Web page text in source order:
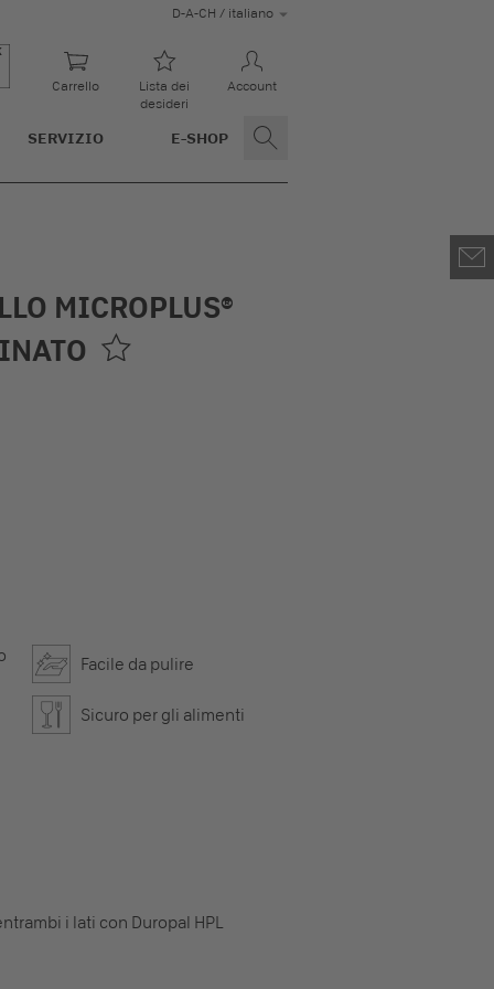
D-A-CH / italiano
Carrello
Lista dei
desideri
Account
SERVIZIO E-SHOP
MICROPLUS®
Facile da pulire
Sicuro per gli alimenti
i lati con Duropal HPL